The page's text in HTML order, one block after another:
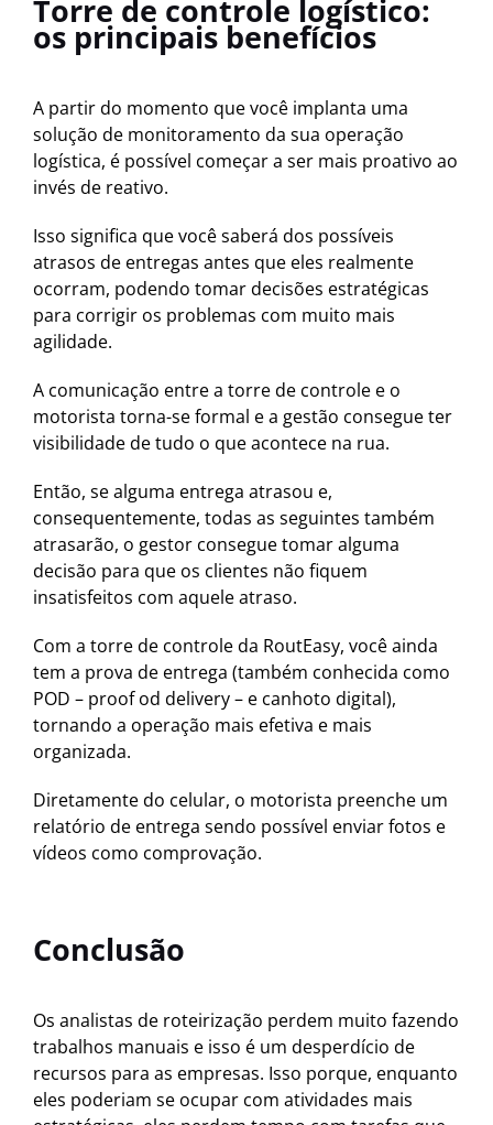
Torre de controle logístico:
os principais benefícios
A partir do momento que você implanta uma
solução de monitoramento da sua operação
logística, é possível começar a ser mais proativo ao
invés de reativo.
Isso significa que você saberá dos possíveis
atrasos de entregas antes que eles realmente
ocorram, podendo tomar decisões estratégicas
para corrigir os problemas com muito mais
agilidade.
A comunicação entre a torre de controle e o
motorista torna-se formal e a gestão consegue ter
visibilidade de tudo o que acontece na rua.
Então, se alguma entrega atrasou e,
consequentemente, todas as seguintes também
atrasarão, o gestor consegue tomar alguma
decisão para que os clientes não fiquem
insatisfeitos com aquele atraso.
Com a torre de controle da RoutEasy, você ainda
tem a prova de entrega (também conhecida como
POD – proof od delivery – e canhoto digital),
tornando a operação mais efetiva e mais
organizada.
Diretamente do celular, o motorista preenche um
relatório de entrega sendo possível enviar fotos e
vídeos como comprovação.
Conclusão
Os analistas de roteirização perdem muito fazendo
trabalhos manuais e isso é um desperdício de
recursos para as empresas. Isso porque, enquanto
eles poderiam se ocupar com atividades mais